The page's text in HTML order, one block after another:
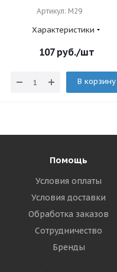
Артикул: M29
Характеристики
107руб./шт
В корзину
Помощь
Условия оплаты
Условия доставки
Обработка заказов
Сотрудничество
Бренды